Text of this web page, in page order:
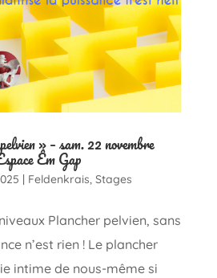
» – sam. 22 novembre
Êm Gap
| Feldenkrais, Stages
Plancher pelvien, sans
n’est rien ! Le plancher
intime de nous-même si